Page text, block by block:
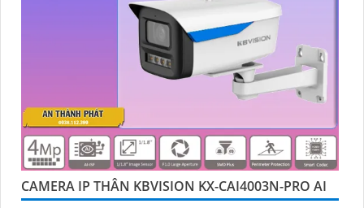
CAMERA IP THÂN KBVISION KX-CAI4003N-PRO AI